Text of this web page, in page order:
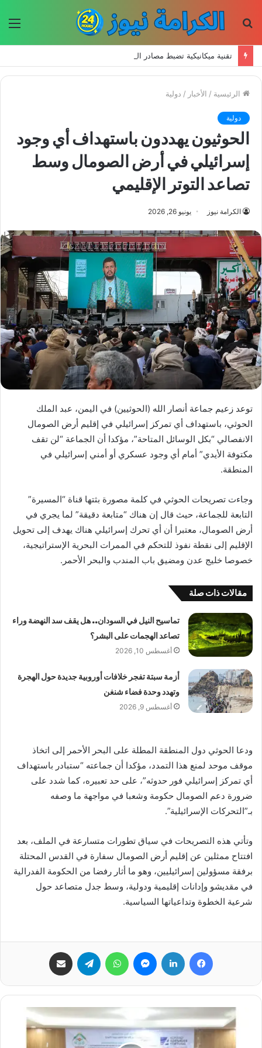
الرئيسية / الأخبار / دولية
دولية
الحوثيون يهددون باستهداف أي وجود
إسرائيلي في أرض الصومال وسط
تصاعد التوتر الإقليمي
الكرامة نيوز يونيو 26, 2026
توعد زعيم جماعة أنصار الله (الحوثيين) في اليمن، عبد الملك
الحوثي، باستهداف أي تمركز إسرائيلي في إقليم أرض الصومال
الانفصالي “بكل الوسائل المتاحة”، مؤكدا أن الجماعة “لن تقف
مكتوفة الأيدي” أمام أي وجود عسكري أو أمني إسرائيلي في
المنطقة.
وجاءت تصريحات الحوثي في كلمة مصورة بثتها قناة “المسيرة”
التابعة للجماعة، حيث قال إن هناك “متابعة دقيقة” لما يجري في
أرض الصومال، معتبرا أن أي تحرك إسرائيلي هناك يهدف إلى تحويل
الإقليم إلى نقطة نفوذ للتحكم في الممرات البحرية الإستراتيجية،
خصوصا خليج عدن ومضيق باب المندب والبحر الأحمر.
مقالات ذات صلة
تماسيح النيل في السودان.. هل يقف سد النهضة وراء
تصاعد الهجمات على البشر؟
أغسطس 10, 2026
أزمة سبتة تفجر خلافات أوروبية جديدة حول الهجرة
وتهدد وحدة فضاء شنغن
أغسطس 9, 2026
ودعا الحوثي دول المنطقة المطلة على البحر الأحمر إلى اتخاذ
موقف موحد لمنع هذا التمدد، مؤكدا أن جماعته “ستبادر باستهداف
أي تمركز إسرائيلي فور حدوثه”، على حد تعبيره، كما شدد على
ضرورة دعم الصومال حكومة وشعبا في مواجهة ما وصفه
بـ”التحركات الإسرائيلية”.
وتأتي هذه التصريحات في سياق تطورات متسارعة في الملف، بعد
افتتاح ممثلين عن إقليم أرض الصومال سفارة في القدس المحتلة
برفقة مسؤولين إسرائيليين، وهو ما أثار رفضا من الحكومة الفدرالية
في مقديشو وإدانات إقليمية ودولية، وسط جدل متصاعد حول
شرعية الخطوة وتداعياتها السياسية.
فيسبوك لينكدإن ماسنجر واتساب تيلقرام